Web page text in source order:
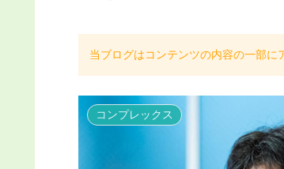
当ブログはコンテンツの内容の一部に
コンプレックス